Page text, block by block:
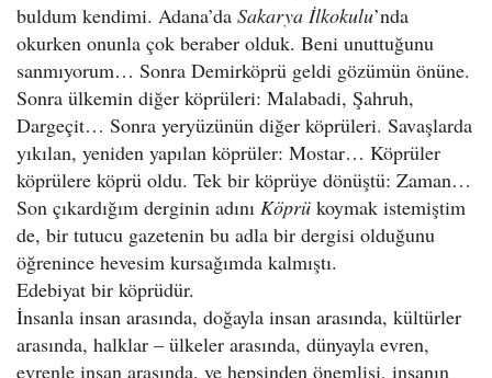
buldum kendimi. Adana’da Sakarya İlkokulu’nda
okurken onunla çok beraber olduk. Beni unuttuğunu
sanmıyorum… Sonra Demirköprü geldi gözümün önüne.
Sonra ülkemin diğer köprüleri: Malabadi, Şahruh,
Dargeçit… Sonra yeryüzünün diğer köprüleri. Savaşlarda
yıkılan, yeniden yapılan köprüler: Mostar… Köprüler
köprülere köprü oldu. Tek bir köprüye dönüştü: Zaman…
Son çıkardığım derginin adını Köprü koymak istemiştim
de, bir tutucu gazetenin bu adla bir dergisi olduğunu
öğrenince hevesim kursağımda kalmıştı.
Edebiyat bir köprüdür.
İnsanla insan arasında, doğayla insan arasında, kültürler
arasında, halklar – ülkeler arasında, dünyayla evren,
evrenle insan arasında, ve hepsinden önemlisi, insanın